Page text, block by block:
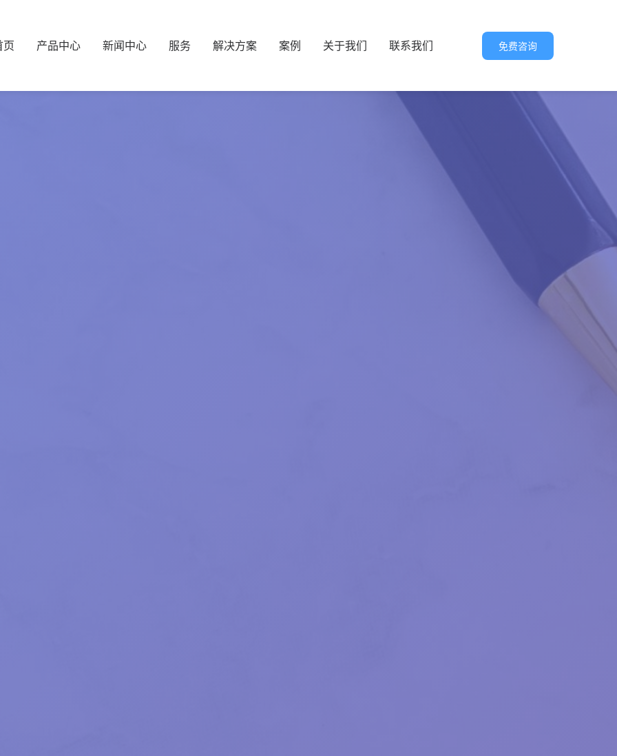
页 产品中心 新闻中心 服务 解决方案 案例 关于我们 联系我们 免费咨询